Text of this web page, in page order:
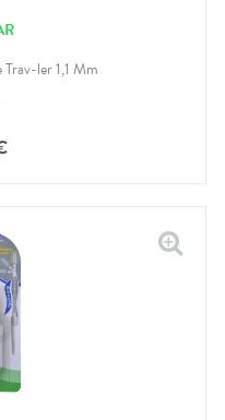
ler 1,1 Mm